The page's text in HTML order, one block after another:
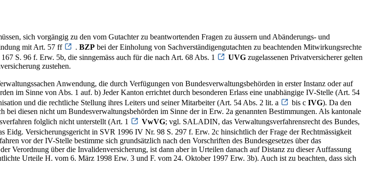
sich vorgängig zu den vom Gutachter zu beantwortenden Fragen zu äussern und Abänderungs- und
mit Art. 57 ff . BZP bei der Einholung von Sachverständigengutachten zu beachtenden Mitwirkungsrechte
S. 96 f. Erw. 5b, die sinngemäss auch für die nach Art. 68 Abs. 1
UVG zugelassenen Privatversicherer gelten
zustehen.
Anwendung, die durch Verfügungen von Bundesverwaltungsbehörden in erster Instanz oder auf
im Sinne von Abs. 1 auf. b) Jeder Kanton errichtet durch besonderen Erlass eine unabhängige IV-Stelle (Art. 54
und die rechtliche Stellung ihres Leiters und seiner Mitarbeiter (Art. 54 Abs. 2 lit. a bis c IVG). Da den
diesen nicht um Bundesverwaltungsbehörden im Sinne der in Erw. 2a genannten Bestimmungen. Als kantonale
folglich nicht unterstellt (Art. 1
VwVG; vgl. SALADIN, das Verwaltungsverfahrensrecht des Bundes,
Eidg. Versicherungsgericht in SVR 1996 IV Nr. 98 S. 297 f. Erw. 2c hinsichtlich der Frage der Rechtmässigkeit
vor der IV-Stelle bestimme sich grundsätzlich nach den Vorschriften des Bundesgesetzes über das
Verordnung über die Invalidenversicherung, ist dann aber in Urteilen danach auf Distanz zu dieser Auffassung
Urteile H. vom 6. März 1998 Erw. 3 und F. vom 24. Oktober 1997 Erw. 3b). Auch ist zu beachten, dass sich